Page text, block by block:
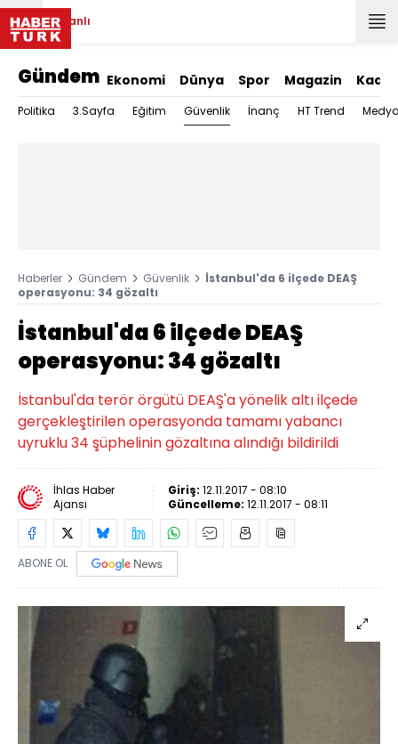
Canlı
Gündem Ekonomi Dünya Spor Magazin Kadın
Politika 3.Sayfa Eğitim Güvenlik İnanç HT Trend
Haberler Gündem Güvenlik
İstanbul'da 6 ilçede DEAŞ
operasyonu: 34 gözaltı
İstanbul'da 6 ilçede DEAŞ
operasyonu: 34 gözaltı
İstanbul'da terör örgütü DEAŞ'a yönelik altı ilçede
gerçekleştirilen operasyonda tamamı yabancı
uyruklu 34 şüphelinin gözaltına alındığı bildirildi
İhlas Haber
Ajansı
Giriş: 12.11.2017 - 08:10
Güncelleme: 12.11.2017 - 08:11
ABONE OL